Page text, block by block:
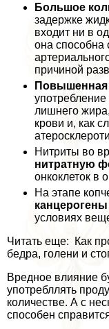
Большое
задержке
входит ни в
она способна
причиной
Повышенная
лишнего
крови и, как
Нитриты во
нитратную
онкоклеток в
На этапе
условиях
Читать еще: Как
бедра, голени и
Вредное влияние
употрeбллять
количестве. А с
способен